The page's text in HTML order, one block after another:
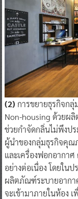
(2) การขยายธุรกิจก
Non-housing ด้วยผ
ช่วยกำจัดกลิ่นไม่พึงป
ผู้นำของกลุ่มธุรกิจคุณ
และเครื่องฟอกอากา
อย่างต่อเนื่อง โดยใน
ผลิตภัณฑ์ระบายอาก
จะเข้ามาภายในห้อง